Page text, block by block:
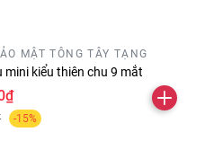
MẬT TÔNG TÂY TẠNG
mini kiểu thiên chu 9 mắt
-15%